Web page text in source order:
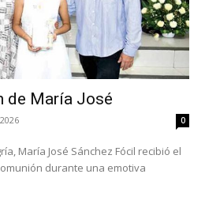
de María José
0
María José Sánchez Fócil recibió el
durante una emotiva